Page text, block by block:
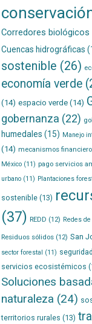
Corredores biológicos
Cuencas hidrográficas
sostenible (26)
economía verde
(14) espacio verde(14)
gobernanza (22)
humedales (15) Manejo
(14) mecanismos
México(11) pago servicios
urbano(11) Plantaciones
sostenible(13)
(37) REDD (12) Redes
Residuos sólidos(12) San
sector forestal (11)
servicios ecosistémicos
Soluciones
naturaleza (24)
territorios rurales (13)